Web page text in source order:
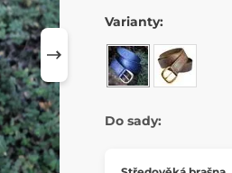
Varianty:
Do sady: